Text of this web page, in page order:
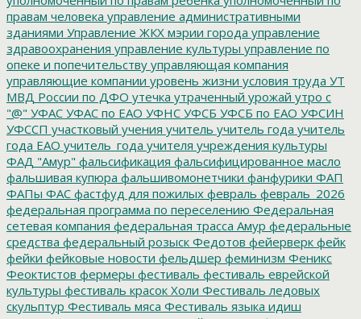
правам человека управление административными
зданиями Управление ЖКХ мэрии города управление
здравоохранения управление культуры управление по
опеке и попечительству управляющая компания
управляющие компании уровень жизни условия труда УТ
МВД России по ДФО утечка утраченный урожай утро с
"@" УФАС УФАС по ЕАО УФНС УФСБ УФСБ по ЕАО УФСИН
УФССП участковый учения учитель учитель года учитель
года ЕАО учитель_года учителя учреждения культуры
ФАД "Амур" фальсификация фальсифицированное масло
фальшивая купюра фальшивомонетчики фанфурики ФАП
ФАПы ФАС фастфуд для пожилых февраль февраль_2026
федеральная программа по переселению Федеральная
сетевая компания федеральная трасса Амур федеральные
средства федеральный розыск Федотов фейерверк фейк
фейки фейковые новости фельдшер феминизм Феникс
Феоктистов фермеры фестиваль фестиваль еврейской
культуры фестиваль красок Холи Фестиваль ледовых
скульптур Фестиваль мяса Фестиваль языка идиш